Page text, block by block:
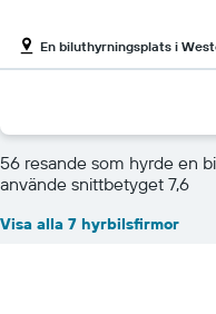
En biluthyrningsplats i
56 resande som hyrde en
använde snittbetyget 7,6
Visa alla 7 hyrbilsfirmor